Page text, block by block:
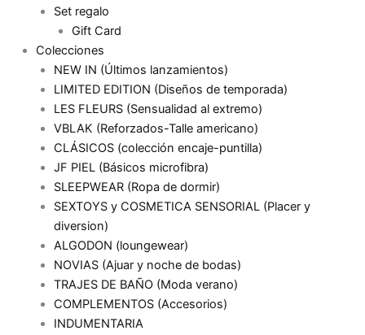
Set regalo
Gift Card
Colecciones
NEW IN (Últimos lanzamientos)
LIMITED EDITION (Diseños de temporada)
LES FLEURS (Sensualidad al extremo)
VBLAK (Reforzados-Talle americano)
CLÁSICOS (colección encaje-puntilla)
JF PIEL (Básicos microfibra)
SLEEPWEAR (Ropa de dormir)
SEXTOYS y COSMETICA SENSORIAL (Placer y
diversion)
ALGODON (loungewear)
NOVIAS (Ajuar y noche de bodas)
TRAJES DE BAÑO (Moda verano)
COMPLEMENTOS (Accesorios)
INDUMENTARIA